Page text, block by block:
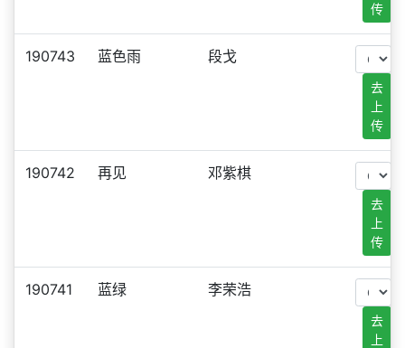
传
190743 蓝色雨 段戈
去
上
传
190742 再见 邓紫棋
去
上
传
190741 蓝绿 李荣浩
去
上